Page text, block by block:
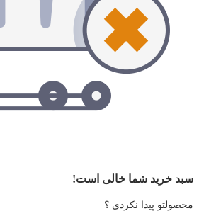
سبد خرید شما خالی است!
محصولتو پیدا نکردی ؟